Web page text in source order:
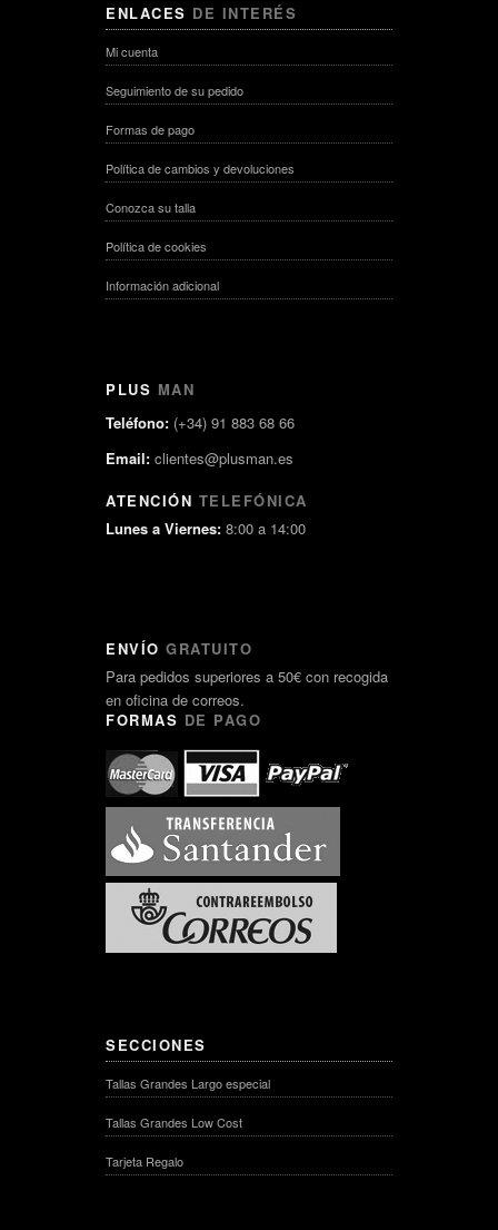
ENLACES DE INTERÉS
Mi cuenta
Seguimiento de su pedido
Formas de pago
Política de cambios y devoluciones
Conozca su talla
Política de cookies
Información adicional
PLUS MAN
Teléfono: (+34) 91 883 68 66
Email: clientes@plusman.es
ATENCIÓN TELEFÓNICA
Lunes a Viernes: 8:00 a 14:00
ENVÍO GRATUITO
Para pedidos superiores a 50€ con recogida
en oficina de correos.
FORMAS DE PAGO
SECCIONES
Tallas Grandes Largo especial
Tallas Grandes Low Cost
Tarjeta Regalo